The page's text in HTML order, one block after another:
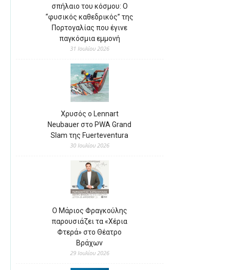
σπήλαιο του κόσμου: Ο
“φυσικός καθεδρικός” της
Πορτογαλίας που έγινε
παγκόσμια εμμονή
31 Ιουλίου 2026
Χρυσός ο Lennart
Neubauer στο PWA Grand
Slam της Fuerteventura
30 Ιουλίου 2026
Ο Μάριος Φραγκούλης
παρουσιάζει τα «Χέρια
Φτερά» στο Θέατρο
Βράχων
29 Ιουλίου 2026